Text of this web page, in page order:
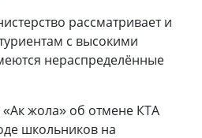
рассматривает и
с высокими
нераспределённые
жола» об отмене КТА
школьников на